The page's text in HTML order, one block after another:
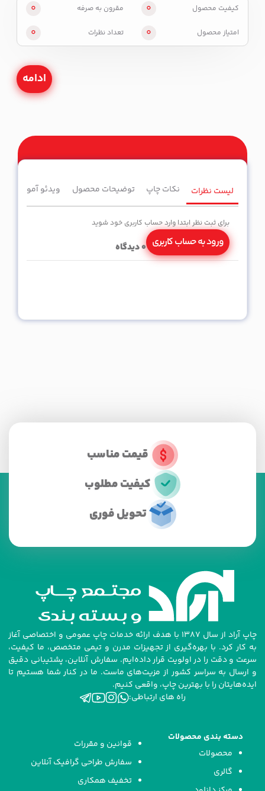
کیفیت محصول 0 مقرون به صرفه 0
امتیاز محصول 0 تعداد نظرات 0
ادامه
لیست نظرات نکات چاپ توضیحات محصول ویدئو آموزشی
برای ثبت نظر ابتدا وارد حساب کاربری خود شوید
ورود به حساب کاربری 0دیدگاه
قیمت مناسب
کیفیت مطلوب
تحویل فوری
چاپ آراد از سال ۱۳۸۷ با هدف ارائه خدمات چاپ عمومی و اختصاصی آغاز
به کار کرد. با بهره‌گیری از تجهیزات مدرن و تیمی متخصص، ما کیفیت،
سرعت و دقت را در اولویت قرار داده‌ایم. سفارش آنلاین، پشتیبانی دقیق
و ارسال به سراسر کشور از مزیت‌های ماست. ما در کنار شما هستیم تا
ایده‌هایتان را با بهترین چاپ، واقعی کنیم.
راه های ارتباطی:
دسته بندی محصولات
محصولات
گالری
قوانین و مقررات
سفارش طراحی گرافیک آنلاین
تخفیف همکاری